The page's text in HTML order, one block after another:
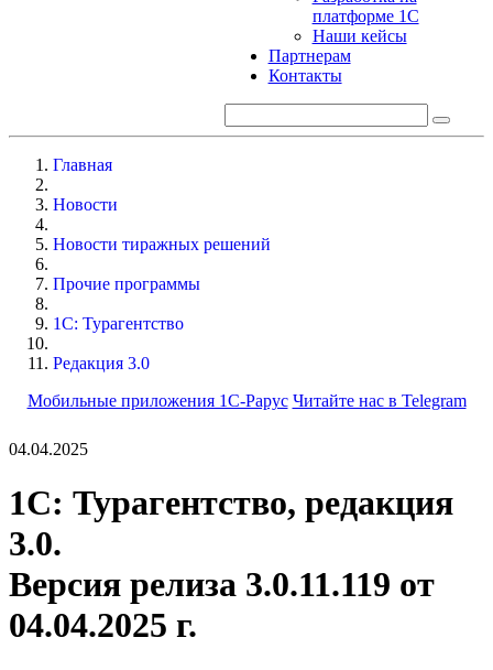
платформе 1С
Наши кейсы
Партнерам
Контакты
Главная
Новости
Новости тиражных решений
Прочие программы
1С: Турагентство
Редакция 3.0
Мобильные приложения 1С-Рарус Читайте нас в Telegram
04.04.2025
1С: Турагентство, редакция
3.0.
Версия релиза 3.0.11.119 от
04.04.2025 г.